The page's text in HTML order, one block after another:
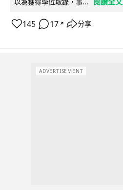
以為獲得學位取錄，事...
145 17 ↗ 分享
ADVERTISEMENT